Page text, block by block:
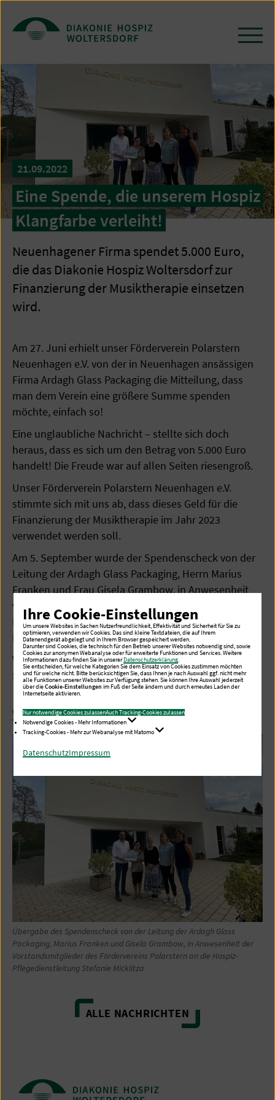
Zum
Seiteninhalt
springen
21.09.2022
Eine Spende, die unserem Hospiz
Klangfarbe verleiht!
Neuenhagener Firma spendet 5.000 Euro,
die das Diakonie Hospiz Woltersdorf zur
Finanzierung der Musiktherapie einsetzen
wird.
Am 27. Juni erhielt unser Förderverein Polarstern
Neuenhagen e.V. von der in Neuenhagen ansässigen
Firma Ardagh Glass Packaging die Mitteilung, dass
man dem Verein eine größere Summe spenden
möchte, einfach so!
Eine unglaubliche Nachricht – stellte sich doch
heraus, dass es sich um den Betrag von 5.000 Euro
handelt! Die Freude war auf allen Seiten riesengroß.
Unser Förderverein Polarstern Neuenhagen e.V.
stimmte sich mit uns ab, dass dieses Geld für die
Finanzierung der Musiktherapie im Jahr 2023
verwendet werden soll.
Am 5. September wurde der Spendenscheck von der
Leitung der Ardagh Glass Packaging, Herrn Marius
Franken und Frau Gisela Grambow, in Anwesenheit
von Vorstandsmitgliedern des Fördervereins
Polarstern an die Pflegedienstleitung des Hospizes,
Frau Stefanie Micklitza, übergeben.
Wir sagen ganz herzlichen Dank für diese großartige
Spende und für die nette Begegnung!
Mehr Informationen über das Diakonie Hospiz
Woltersdorf
Übergabe des Spendenscheck von der Leitung der Ardagh Glass
Packaging, Marius Franken und Gisela Grambow, in Anwesenheit der
Vorstandsmitglieder des Fördervereins Polarstern an die Hospiz-
Pflegedienstleitung Stefanie Micklitza
ALLE NACHRICHTEN
Ihre Cookie-Einstellungen
Um unsere Websites in Sachen Nutzerfreundlichkeit, Effektivität und Sicherheit für Sie zu
optimieren, verwenden wir Cookies. Das sind kleine Textdateien, die auf Ihrem
Datenendgerät abgelegt und in Ihrem Browser gespeichert werden.
Darunter sind Cookies, die technisch für den Betrieb unserer Websites notwendig sind, sowie
Cookies zur anonymen Webanalyse oder für erweiterte Funktionen und Services. Weitere
Informationen dazu finden Sie in unsererDatenschutzerklärung
Sie entscheiden, für welche Kategorien Sie dem Einsatz von Cookies zustimmen möchten
und für welche nicht. Bitte berücksichtigen Sie, dass Ihnen je nach Auswahl ggf. nicht mehr
alle Funktionen unserer Websites zur Verfügung stehen. Sie können Ihre Auswahl jederzeit
über dieCookie-Einstellungen im Fuß der Seite ändern und durch erneutes Laden der
Internetseite aktivieren.
Nur notwendige Cookies zulassenAuch Tracking-Cookies zulassen
Notwendige Cookies - Mehr Informationen
Tracking-Cookies - Mehr zur Webanalyse mit Matomo
DatenschutzImpressum